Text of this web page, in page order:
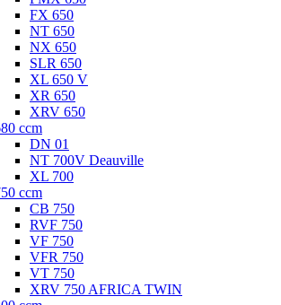
FX 650
NT 650
NX 650
SLR 650
XL 650 V
XR 650
XRV 650
ccm
DN 01
NT 700V Deauville
XL 700
ccm
CB 750
RVF 750
VF 750
VFR 750
VT 750
XRV 750 AFRICA TWIN